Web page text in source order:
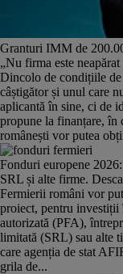
Granturi IMM de
„Nu firma este
Dincolo de condițiile
câștigător și unul care
aplicantă în sine, ci de
propune la finanțare,
românești vor putea
Fonduri europene
SRL și alte firme.
Fermierii români vor
proiect, pentru investiții
autorizată (PFA),
limitată (SRL) sau alte
care agenția de stat
grila de...